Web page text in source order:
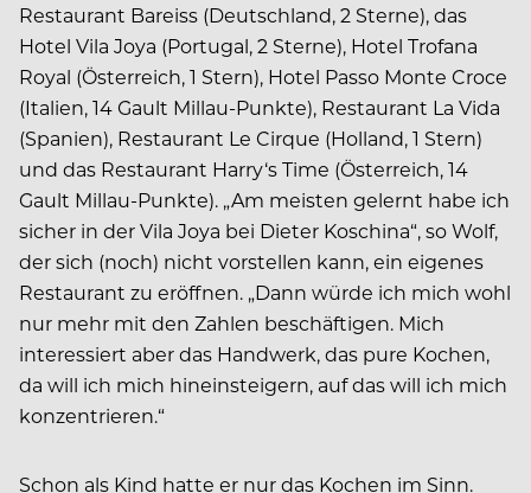
Restaurant Bareiss (Deutschland, 2 Sterne), das
Hotel Vila Joya (Portugal, 2 Sterne), Hotel Trofana
Royal (Österreich, 1 Stern), Hotel Passo Monte Croce
(Italien, 14 Gault Millau-Punkte), Restaurant La Vida
(Spanien), Restaurant Le Cirque (Holland, 1 Stern)
und das Restaurant Harry‘s Time (Österreich, 14
Gault Millau-Punkte). „Am meisten gelernt habe ich
sicher in der Vila Joya bei Dieter Koschina“, so Wolf,
der sich (noch) nicht vorstellen kann, ein eigenes
Restaurant zu eröffnen. „Dann würde ich mich wohl
nur mehr mit den Zahlen beschäftigen. Mich
interessiert aber das Handwerk, das pure Kochen,
da will ich mich hineinsteigern, auf das will ich mich
konzentrieren.“
Schon als Kind hatte er nur das Kochen im Sinn.